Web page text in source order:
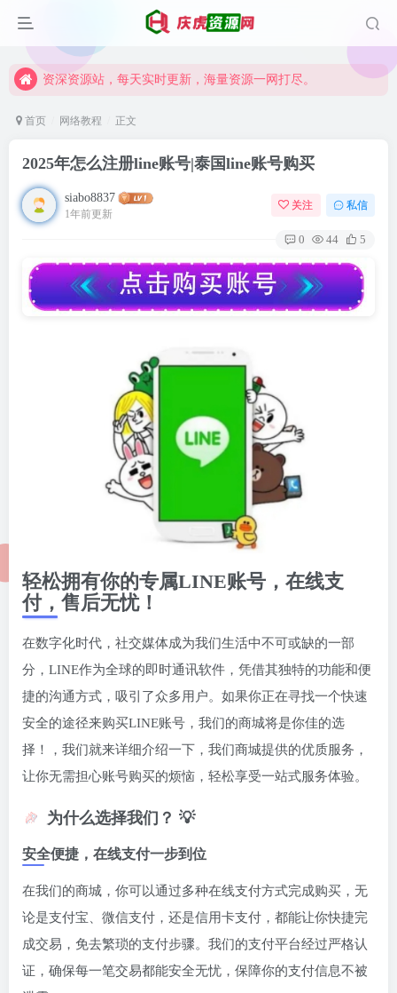
资深资源站，每天实时更新，海量资源一网打尽。
【启明网】找项目 + 低成本创业 + 减少信息差 + 见识各种项目 + 提升网创认知。
资深资源站，每天实时更新，海量资源一网打尽。
首页 网络教程 正文
2025年怎么注册line账号|泰国line账号购买
siabo8837
1年前更新
关注 私信
0 44 5
轻松拥有你的专属LINE账号，在线支
付，售后无忧！
在数字化时代，社交媒体成为我们生活中不可或缺的一部
分，LINE作为全球的即时通讯软件，凭借其独特的功能和便
捷的沟通方式，吸引了众多用户。如果你正在寻找一个快速
安全的途径来购买LINE账号，我们的商城将是你佳的选
择！，我们就来详细介绍一下，我们商城提供的优质服务，
让你无需担心账号购买的烦恼，轻松享受一站式服务体验。
为什么选择我们？ 💡
安全便捷，在线支付一步到位
在我们的商城，你可以通过多种在线支付方式完成购买，无
论是支付宝、微信支付，还是信用卡支付，都能让你快捷完
成交易，免去繁琐的支付步骤。我们的支付平台经过严格认
证，确保每一笔交易都能安全无忧，保障你的支付信息不被